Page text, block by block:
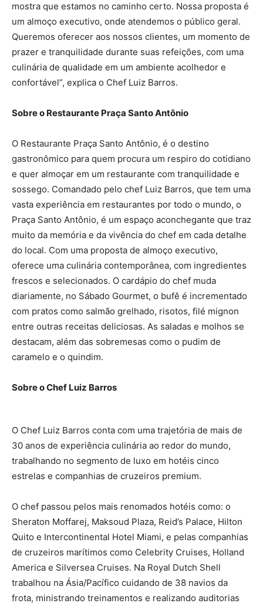
mostra que estamos no caminho certo. Nossa proposta é
um almoço executivo, onde atendemos o público geral.
Queremos oferecer aos nossos clientes, um momento de
prazer e tranquilidade durante suas refeições, com uma
culinária de qualidade em um ambiente acolhedor e
confortável”, explica o Chef Luiz Barros.
Sobre o Restaurante Praça Santo Antônio
O Restaurante Praça Santo Antônio, é o destino
gastronômico para quem procura um respiro do cotidiano
e quer almoçar em um restaurante com tranquilidade e
sossego. Comandado pelo chef Luiz Barros, que tem uma
vasta experiência em restaurantes por todo o mundo, o
Praça Santo Antônio, é um espaço aconchegante que traz
muito da memória e da vivência do chef em cada detalhe
do local. Com uma proposta de almoço executivo,
oferece uma culinária contemporânea, com ingredientes
frescos e selecionados. O cardápio do chef muda
diariamente, no Sábado Gourmet, o bufê é incrementado
com pratos como salmão grelhado, risotos, filé mignon
entre outras receitas deliciosas. As saladas e molhos se
destacam, além das sobremesas como o pudim de
caramelo e o quindim.
Sobre o Chef Luiz Barros
O Chef Luiz Barros conta com uma trajetória de mais de
30 anos de experiência culinária ao redor do mundo,
trabalhando no segmento de luxo em hotéis cinco
estrelas e companhias de cruzeiros premium.
O chef passou pelos mais renomados hotéis como: o
Sheraton Moffarej, Maksoud Plaza, Reid’s Palace, Hilton
Quito e Intercontinental Hotel Miami, e pelas companhias
de cruzeiros marítimos como Celebrity Cruises, Holland
America e Silversea Cruises. Na Royal Dutch Shell
trabalhou na Ásia/Pacífico cuidando de 38 navios da
frota, ministrando treinamentos e realizando auditorias